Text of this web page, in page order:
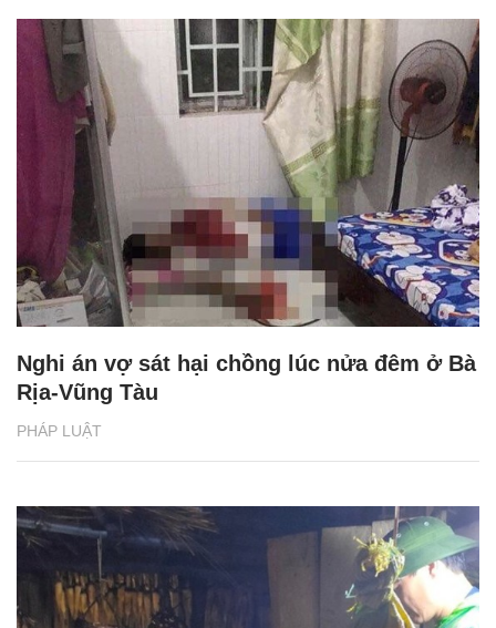
PHÁP LUẬT
Nghi án vợ sát hại chồng lúc nửa đêm ở Bà
Rịa-Vũng Tàu